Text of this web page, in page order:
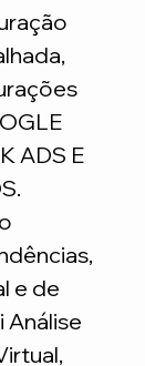
ADS E
e de
Análise